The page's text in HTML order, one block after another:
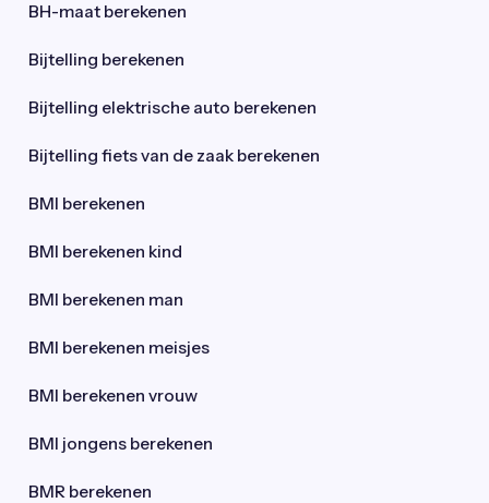
BH-maat berekenen
Bijtelling berekenen
Bijtelling elektrische auto berekenen
Bijtelling fiets van de zaak berekenen
BMI berekenen
BMI berekenen kind
BMI berekenen man
BMI berekenen meisjes
BMI berekenen vrouw
BMI jongens berekenen
BMR berekenen